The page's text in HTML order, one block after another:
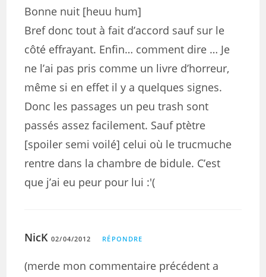
Bonne nuit [heuu hum]
Bref donc tout à fait d’accord sauf sur le
côté effrayant. Enfin… comment dire … Je
ne l’ai pas pris comme un livre d’horreur,
même si en effet il y a quelques signes.
Donc les passages un peu trash sont
passés assez facilement. Sauf ptètre
[spoiler semi voilé] celui où le trucmuche
rentre dans la chambre de bidule. C’est
que j’ai eu peur pour lui :'(
NicK 02/04/2012 RÉPONDRE
(merde mon commentaire précédent a